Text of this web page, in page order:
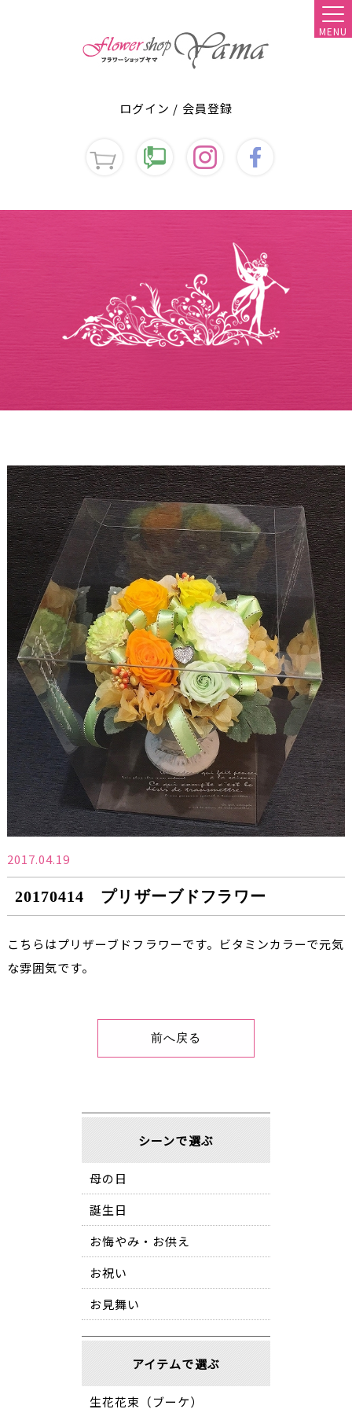
ログイン / 会員登録
MENU
2017.04.19
20170414 プリザーブドフラワー
こちらはプリザーブドフラワーです。ビタミンカラーで元気
な雰囲気です。
前へ戻る
シーンで選ぶ
母の日
誕生日
お悔やみ・お供え
お祝い
お見舞い
アイテムで選ぶ
生花花束（ブーケ）